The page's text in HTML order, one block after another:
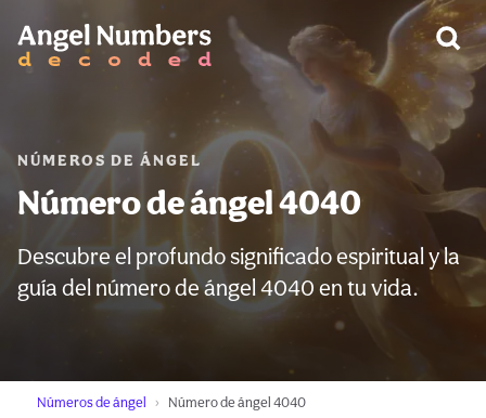
NÚMEROS DE ÁNGEL
Número de ángel 4040
Descubre el profundo significado espiritual y la
guía del número de ángel 4040 en tu vida.
Números de ángel Número de ángel 4040
ADVERTENCIA: